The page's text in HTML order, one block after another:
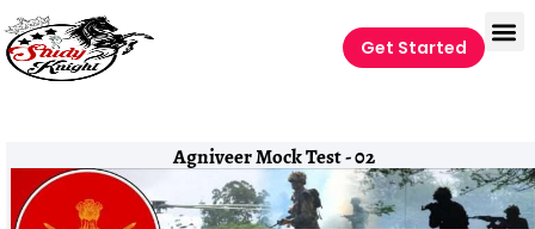
Get Started
Agniveer Mock Test - 02